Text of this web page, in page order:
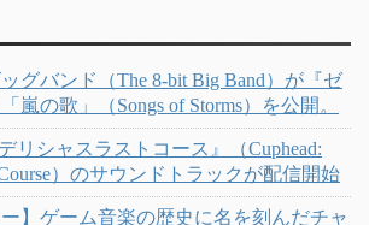
グバンド（The 8-bit Big Band）が『ゼ
嵐の歌」（Songs of Storms）を公開。
リシャスラストコース』（Cuphead:
）のサウンドトラックが配信開始
ー】ゲーム音楽の歴史に名を刻んだチャ